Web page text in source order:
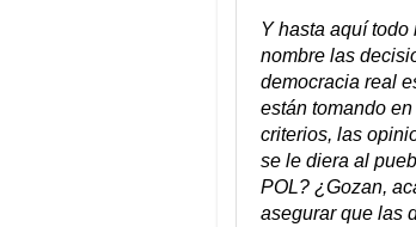
Y hasta aquí
nombre las
democracia real
están tomando
criterios, las
se le diera al
POL? ¿Gozan,
asegurar que las